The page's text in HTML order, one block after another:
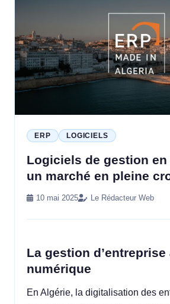
ERP LOGICIELS
Logiciels de gestion en
un marché en pleine
10 mai 2025 Le Rédacteur Web
La gestion d’entreprise
numérique
En Algérie, la digitalisation des